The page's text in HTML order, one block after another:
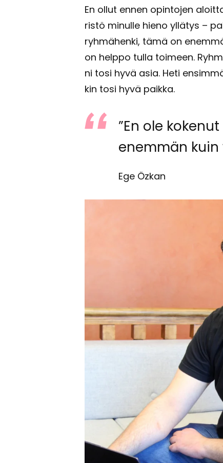
En ollut ennen opin­to­jen
ris­tö mi­nul­le hieno yl­lä­tys –
ryh­mä­hen­ki, tämä on
on help­po tulla toi­meen.
ni tosi hyvä asia. Heti
kin tosi hyvä paik­ka.
”En ole
enem­män kuin
Ege Özkan